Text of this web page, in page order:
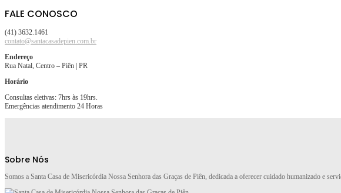
FALE CONOSCO
(41) 3632.1461
contato@santacasadepien.com.br
Endereço
Rua Natal, Centro – Piên | PR
Horário
Consultas eletivas: 7hrs às 19hrs.
Emergências atendimento 24 Horas
Sobre Nós
Somos a Santa Casa de Misericórdia Nossa Senhora das Graças de Piên, dedicada a oferecer cuidado humanizado e